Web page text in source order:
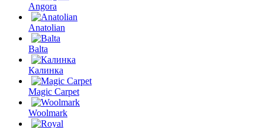
Angora
Anatolian
Balta
Калинка
Magic Carpet
Woolmark